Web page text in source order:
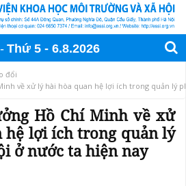
Thứ 5 6.8.2026
đổi
về xử lý hài hòa quan hệ lợi ích trong quản lý
Hồ Chí Minh về xử
hệ lợi ích trong quản lý
ở nước ta hiện nay